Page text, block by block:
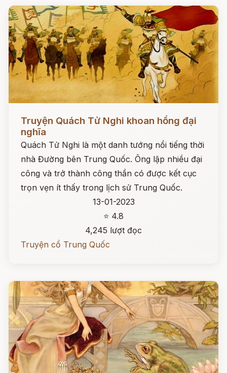
Truyện Quách Tử Nghi khoan hồng đại
nghĩa
Quách Tử Nghi là một danh tướng nổi tiếng thời
nhà Đường bên Trung Quốc. Ông lập nhiều đại
công và trở thành công thần có được kết cục
trọn vẹn ít thấy trong lịch sử Trung Quốc.
13-01-2023
⭐ 4.8
4,245 lượt đọc
Truyện cổ Trung Quốc